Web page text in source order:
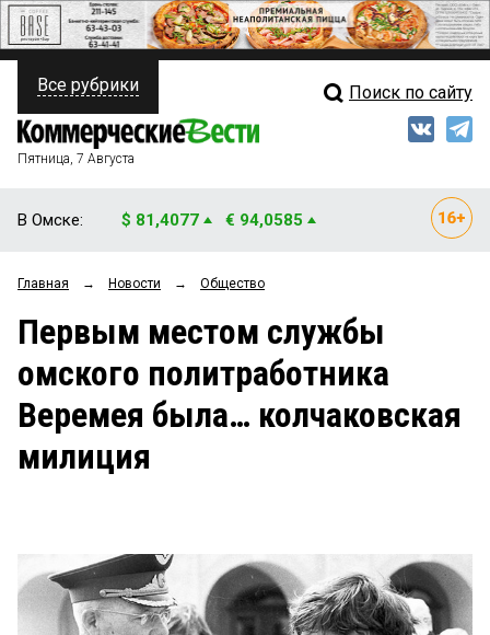
ПОЛИТИКА
ФИНАНСЫ
ОБЩЕСТВО
ЗАКОН
Свежий выпуск
Рейтинги
Блоги
Архив
Все рубрики Поиск по сайту
Пятница, 7 Августа
В Омске: $ 81,4077 € 94,0585
Главная → Новости → Общество
Первым местом службы
омского политработника
Веремея была… колчаковская
милиция